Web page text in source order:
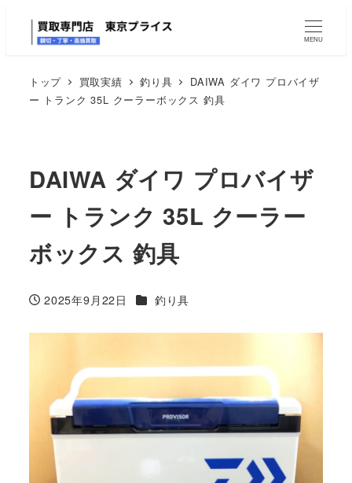
MENU
トップ 買取実績 釣り具
DAIWA ダイワ プロバイザ
ー トランク 35L クーラーボックス 釣具
DAIWA ダイワ プロバイザ
ー トランク 35L クーラー
ボックス 釣具
投稿日
2025年9月22日 カテゴリー
釣り具